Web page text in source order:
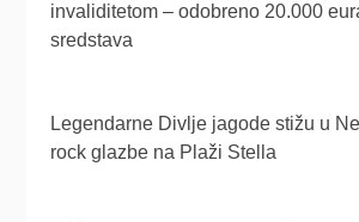
invaliditetom – odobreno 20.000
sredstava
Legendarne Divlje jagode stižu u
rock glazbe na Plaži Stella